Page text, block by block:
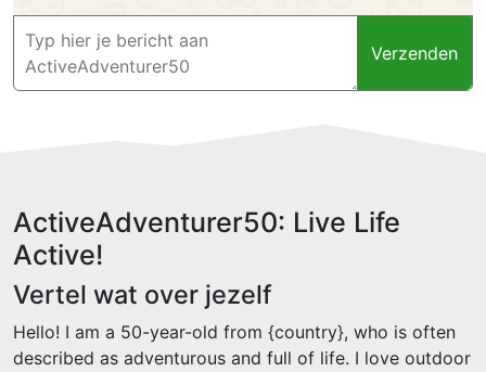
Verzenden
ActiveAdventurer50: Live Life
Active!
Vertel wat over jezelf
Hello! I am a 50-year-old from {country}, who is often
described as adventurous and full of life. I love outdoor